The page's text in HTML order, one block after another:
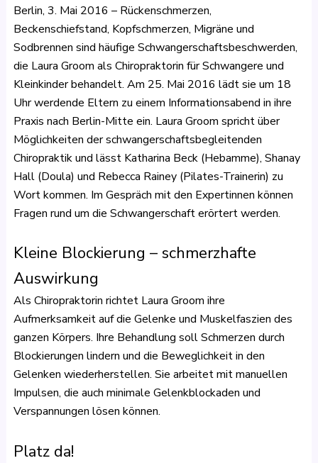
Berlin, 3. Mai 2016 – Rückenschmerzen,
Beckenschiefstand, Kopfschmerzen, Migräne und
Sodbrennen sind häufige Schwangerschaftsbeschwerden,
die Laura Groom als Chiropraktorin für Schwangere und
Kleinkinder behandelt. Am 25. Mai 2016 lädt sie um 18
Uhr werdende Eltern zu einem Informationsabend in ihre
Praxis nach Berlin-Mitte ein. Laura Groom spricht über
Möglichkeiten der schwangerschaftsbegleitenden
Chiropraktik und lässt Katharina Beck (Hebamme), Shanay
Hall (Doula) und Rebecca Rainey (Pilates-Trainerin) zu
Wort kommen. Im Gespräch mit den Expertinnen können
Fragen rund um die Schwangerschaft erörtert werden.
Kleine Blockierung – schmerzhafte
Auswirkung
Als Chiropraktorin richtet Laura Groom ihre
Aufmerksamkeit auf die Gelenke und Muskelfaszien des
ganzen Körpers. Ihre Behandlung soll Schmerzen durch
Blockierungen lindern und die Beweglichkeit in den
Gelenken wiederherstellen. Sie arbeitet mit manuellen
Impulsen, die auch minimale Gelenkblockaden und
Verspannungen lösen können.
Platz da!